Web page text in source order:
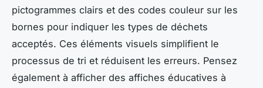
pictogrammes clairs et des codes couleur sur les
bornes pour indiquer les types de déchets
acceptés. Ces éléments visuels simplifient le
processus de tri et réduisent les erreurs. Pensez
également à afficher des affiches éducatives à